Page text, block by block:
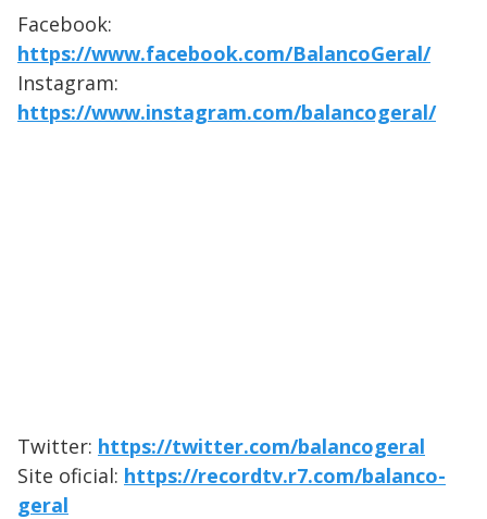
Facebook:
https://www.facebook.com/BalancoGeral/
Instagram:
https://www.instagram.com/balancogeral/
Twitter: https://twitter.com/balancogeral
Site oficial: https://recordtv.r7.com/balanco-
geral